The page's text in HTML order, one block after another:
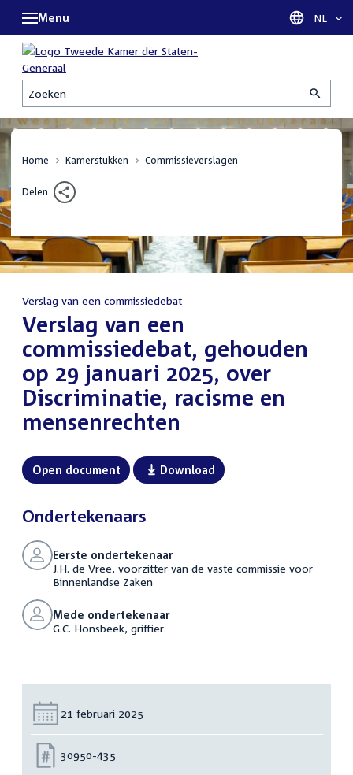
Zoeken
Menu Taal
NL
Home Kamerstukken Commissieverslagen
Delen
Verslag van een commissiedebat
:Verslag van een
commissiedebat, gehouden
op 29 januari 2025, over
Discriminatie, racisme en
mensenrechten
Open document Download
Ondertekenaars
Eerste ondertekenaar
J.H. de Vree, voorzitter van de vaste commissie voor
Binnenlandse Zaken
Mede ondertekenaar
G.C. Honsbeek, griffier
Datum:
21 februari 2025
Nummer:
30950-435